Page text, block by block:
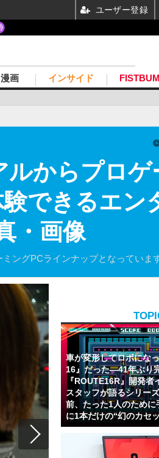
漫画 インサイド
からプロゲ
できるエン
・画像
ングPCラインナップとなっています
車が変形してロボにな
16』だった―41年ぶり
『ROUTE16R』開発者
スタッフが語るシリー
前、たった1人のため
に1本だけの“幻のカセ
ユーザー登録